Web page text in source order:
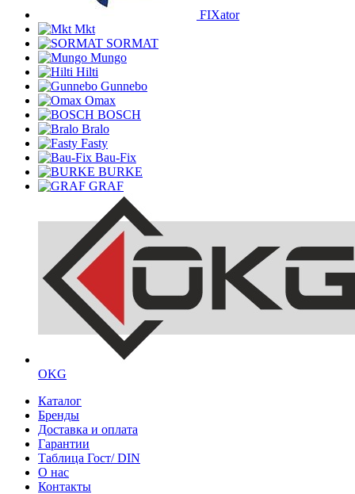
FIXator
Mkt
SORMAT
Mungo
Hilti
Gunnebo
Omax
BOSCH
Bralo
Fasty
Bau-Fix
BURKE
GRAF
OKG
Каталог
Бренды
Доставка и оплата
Гарантии
Таблица Гост/ DIN
О нас
Контакты